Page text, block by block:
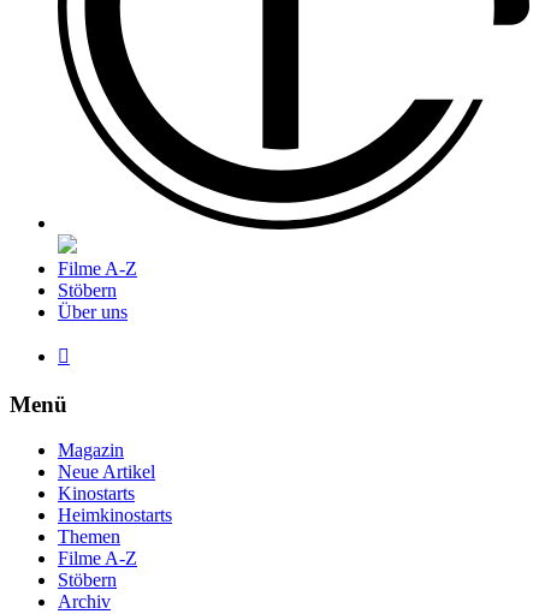
Filme A-Z
Stöbern
Über uns

Menü
Magazin
Neue Artikel
Kinostarts
Heimkinostarts
Themen
Filme A-Z
Stöbern
Archiv